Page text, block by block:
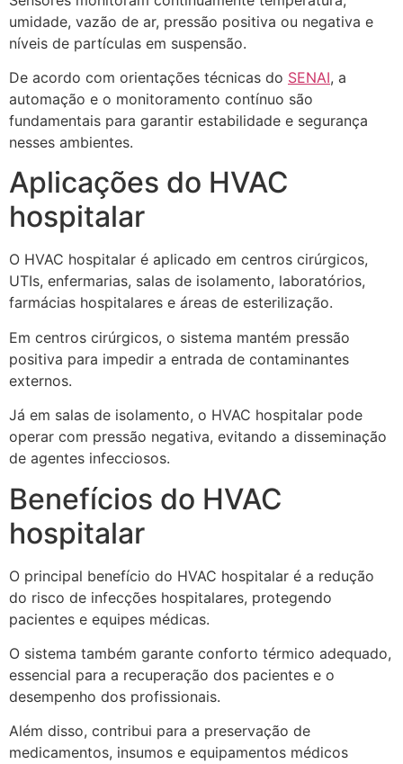
umidade, vazão de ar, pressão positiva ou negativa e
níveis de partículas em suspensão.
De acordo com orientações técnicas do SENAI, a
automação e o monitoramento contínuo são
fundamentais para garantir estabilidade e segurança
nesses ambientes.
Aplicações do HVAC
hospitalar
O HVAC hospitalar é aplicado em centros cirúrgicos,
UTIs, enfermarias, salas de isolamento, laboratórios,
farmácias hospitalares e áreas de esterilização.
Em centros cirúrgicos, o sistema mantém pressão
positiva para impedir a entrada de contaminantes
externos.
Já em salas de isolamento, o HVAC hospitalar pode
operar com pressão negativa, evitando a disseminação
de agentes infecciosos.
Benefícios do HVAC
hospitalar
O principal benefício do HVAC hospitalar é a redução
do risco de infecções hospitalares, protegendo
pacientes e equipes médicas.
O sistema também garante conforto térmico adequado,
essencial para a recuperação dos pacientes e o
desempenho dos profissionais.
Além disso, contribui para a preservação de
medicamentos, insumos e equipamentos médicos